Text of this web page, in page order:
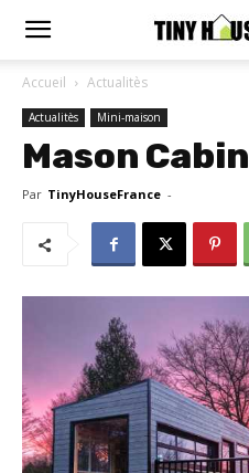
Accueil Actualitès
Actualitès Mini-maison
Mason Cabin
Par TinyHouseFrance -